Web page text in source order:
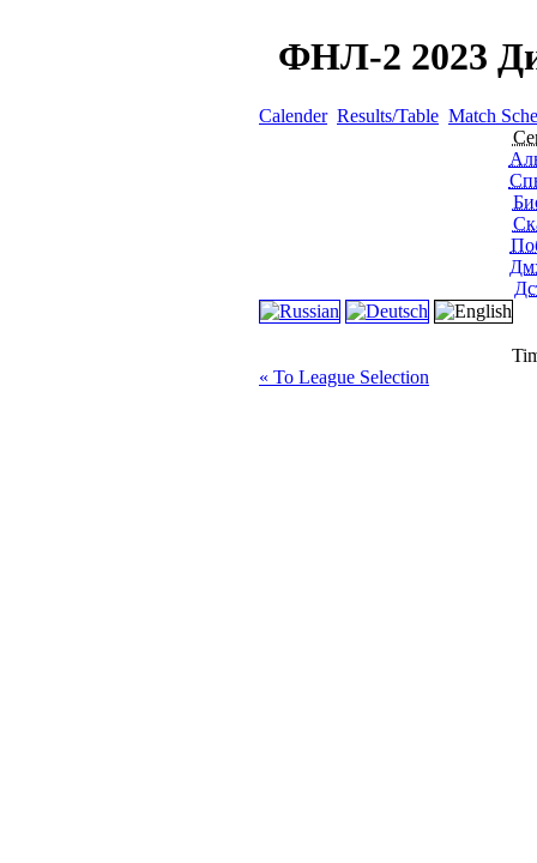
ФНЛ-2 2023
Calender Results/Table Match
« To League Selection